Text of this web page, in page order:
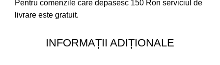
Pentru comenzile care depasesc 150 Ron serviciul de
livrare este gratuit.
INFORMAȚII ADIȚIONALE